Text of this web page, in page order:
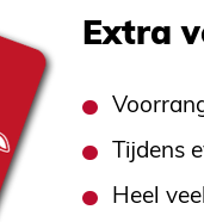
Extra
Tijdens
Heel